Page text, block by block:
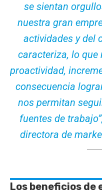
se sientan
nuestra gran
actividades y del
caracteriza, lo
proactividad,
consecuencia
nos permitan
fuentes de
directora de
Los beneficios